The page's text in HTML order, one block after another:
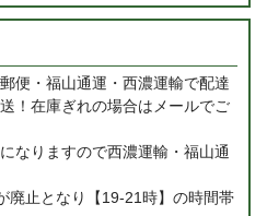
便・福山通運・西濃運輸で配達
！在庫ぎれの場合はメールでご
なりますので西濃運輸・福山通
止となり【19-21時】の時間帯